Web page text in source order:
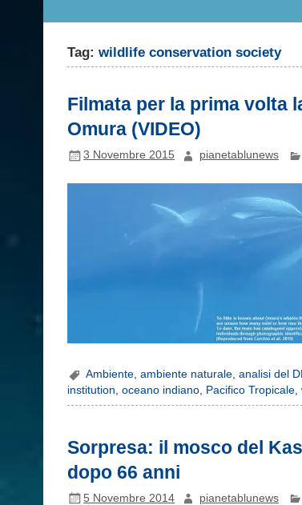
Tag:wildlife conservation society
Filmata per la prima volta
Omura (VIDEO)
3 Novembre 2015 pianetablunews
Ambiente ,ambiente naturale ,analisi del
institution,oceano indiano, Pacifico Tropicale,
Sorpresa: il mosco del
dopo 66 anni
5 Novembre 2014 pianetablunews